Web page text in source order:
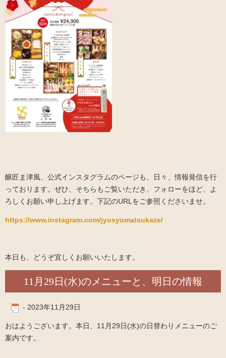
醸匠ま津風、公式インスタグラムのページも、日々、情報発信を行
っております。ぜひ、そちらもご覧いただき、フォローをほど、よ
ろしくお願い申し上げます。下記のURLをご参照くださいませ。
https://www.instagram.com/jyosyomatsukaze/
本日も、どうぞ宜しくお願いいたします。
11月29日(水)のメニューと、明日の情報
- 2023年11月29日
おはようございます。本日、11月29日(水)の日替わりメニューのご
案内です。